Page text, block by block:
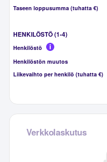
Taseen loppusumma (tuhatta €)
HENKILÖSTÖ (1-4)
Henkilöstö
Henkilöstön muutos
Liikevaihto per henkilö (tuhatta €)
Verkkolaskutus